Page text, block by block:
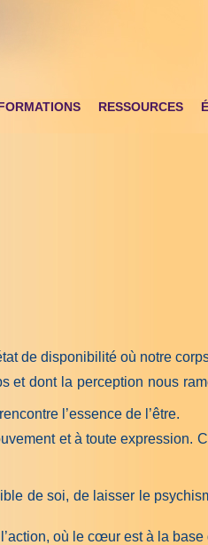
RESSOURCES
de disponibilité où notre
et dont la perception nous
l’essence de l’être.
et à toute expression.
de soi, de laisser le
où le cœur est à la base